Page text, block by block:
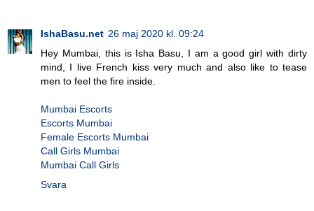
IshaBasu.net 26 maj 2020 kl. 09:24
Hey Mumbai, this is Isha Basu, I am a good girl with dirty
mind, I live French kiss very much and also like to tease
men to feel the fire inside.
Mumbai Escorts
Escorts Mumbai
Female Escorts Mumbai
Call Girls Mumbai
Mumbai Call Girls
Svara